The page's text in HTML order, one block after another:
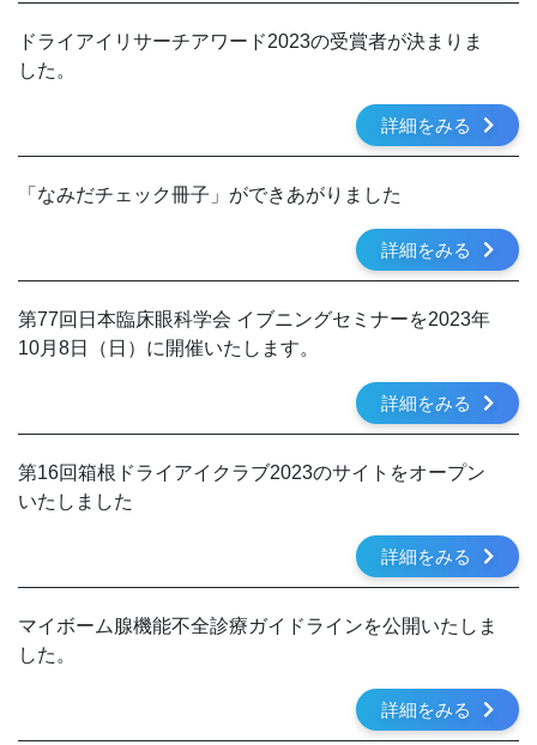
ドライアイリサーチアワード2023の受賞者が決まりま
した。
詳細をみる
「なみだチェック冊子」ができあがりました
詳細をみる
第77回日本臨床眼科学会 イブニングセミナーを2023年
10月8日（日）に開催いたします。
詳細をみる
第16回箱根ドライアイクラブ2023のサイトをオープン
いたしました
詳細をみる
マイボーム腺機能不全診療ガイドラインを公開いたしま
した。
詳細をみる